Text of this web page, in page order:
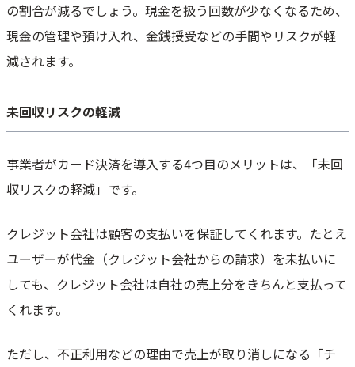
の割合が減るでしょう。現金を扱う回数が少なくなるため、
現金の管理や預け入れ、金銭授受などの手間やリスクが軽
減されます。
未回収リスクの軽減
事業者がカード決済を導入する4つ目のメリットは、「未回
収リスクの軽減」です。
クレジット会社は顧客の支払いを保証してくれます。たとえ
ユーザーが代金（クレジット会社からの請求）を未払いに
しても、クレジット会社は自社の売上分をきちんと支払って
くれます。
ただし、不正利用などの理由で売上が取り消しになる「チ